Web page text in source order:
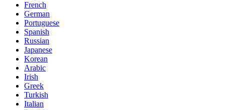
French
German
Portuguese
Spanish
Russian
Japanese
Korean
Arabic
Irish
Greek
Turkish
Italian